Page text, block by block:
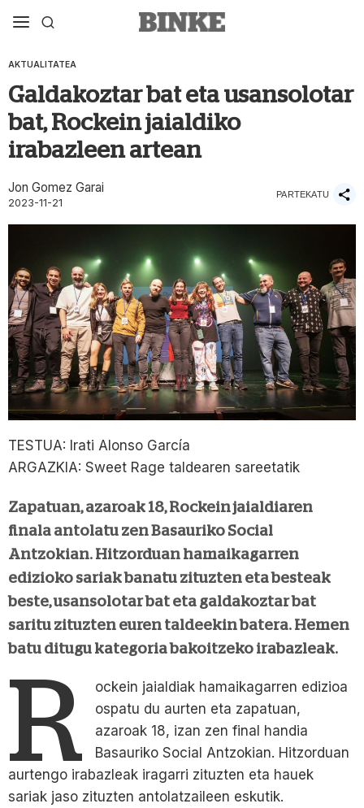
AKTUALITATEA
Galdakoztar bat eta usansolotar
bat, Rockein jaialdiko
irabazleen artean
Jon Gomez Garai
2023-11-21
PARTEKATU
TESTUA: Irati Alonso García
ARGAZKIA: Sweet Rage taldearen sareetatik
Zapatuan, azaroak 18, Rockein jaialdiaren
finala antolatu zen Basauriko Social
Antzokian. Hitzorduan hamaikagarren
edizioko sariak banatu zituzten eta besteak
beste, usansolotar bat eta galdakoztar bat
saritu zituzten euren taldeekin batera. Hemen
batu ditugu kategoria bakoitzeko irabazleak.
R
ockein jaialdiak hamaikagarren edizioa
ospatu du aurten eta zapatuan,
azaroak 18, izan zen final handia
Basauriko Social Antzokian. Hitzorduan
aurtengo irabazleak iragarri zituzten eta hauek
sariak jaso zituzten antolatzaileen eskutik.